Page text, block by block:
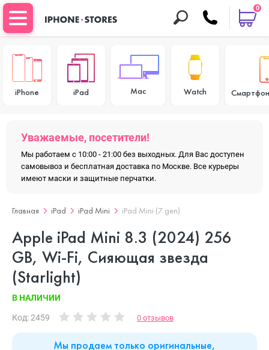
0
iPhone iPad Mac Watch
Уважаемые, посетители!
Мы работаем с 10:00 - 21:00 без выходных. Для Вас доступен
самовывоз и бесплатная доставка по Москве. Все курьеры
имеют маски и защитные перчатки.
Главная iPad iPad Mini iPad Mini (7 gen)
Apple iPad Mini 8.3 (2024) 256
GB, Wi-Fi, Сияющая звезда
(Starlight)
В НАЛИЧИИ
Код: 2459 0 отзывов
Мы продаем только оригинальные,